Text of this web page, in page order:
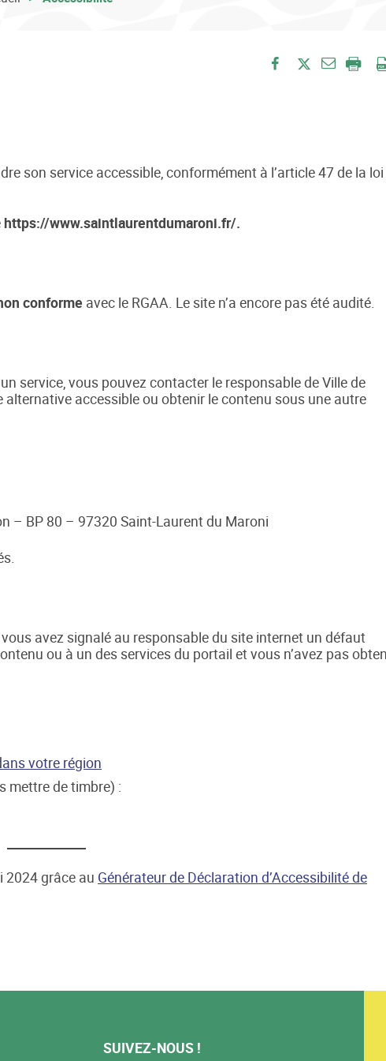
Partager sur
Partager
son service accessible, conformément à l’article 47 de la loi
https://www.saintlaurentdumaroni.fr/.
conforme avec le RGAA. Le site n’a encore pas été audité.
service, vous pouvez contacter le responsable de Ville de
accessible ou obtenir le contenu sous une autre
– BP 80 – 97320 Saint-Laurent du Maroni
avez signalé au responsable du site internet un défaut
ou à un des services du portail et vous n’avez pas
votre région
mettre de timbre) :
2024 grâce au Générateur de Déclaration d’Accessibilité de
SUIVEZ-NOUS !